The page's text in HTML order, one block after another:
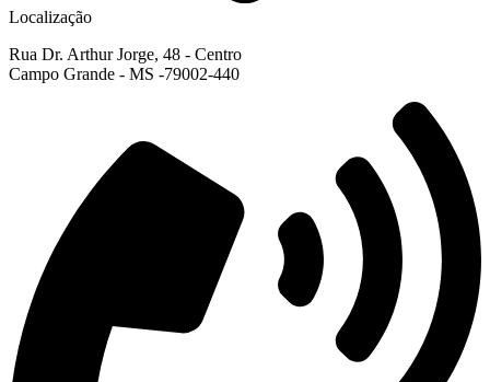
Localização
Rua Dr. Arthur Jorge, 48 - Centro
Campo Grande - MS -79002-440